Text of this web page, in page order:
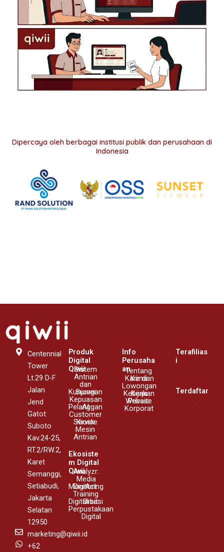
Dipercaya oleh berbagai institusi publik dan perusahaan di
Indonesia
Centennial
Tower
Lt.29 D-F
Jalan
Jend
Gatot
Suboto
Kav.24-25,
RT.2/RW.2,
Karet
Semanggi,
Setiabudi,
Jakarta
Selatan
12950
marketing@qiwii.id
+62
Produk
Digital
Qiwii
Sistem
Antrian
dan
Kunjungan
Survei
Kepuasan
Pelanggan
AI
Customer
Service
Kiosk
Mesin
Antrian
Ekosiste
m Digital
Qiwii
Analyzr:
Media
Monitoring
DigiAct:
Training
Digitalisasi
Orbit:
Perpustakaan
Digital
Info
Perusaha
anTentang
Kami
Karir dan
Lowongan
Kerja
Kebijakan
Privasi
Website
Korporat
Terafilias
i
Terdaftar